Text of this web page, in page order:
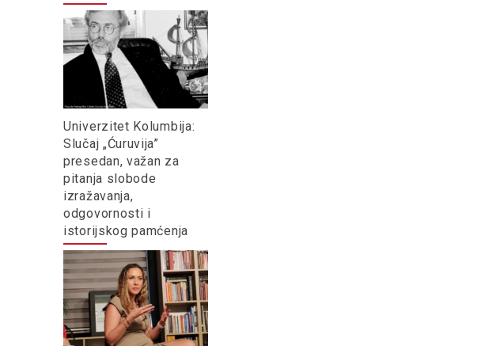
Univerzitet Kolumbija:
Slučaj „Ćuruvija”
presedan, važan za
pitanja slobode
izražavanja,
odgovornosti i
istorijskog pamćenja